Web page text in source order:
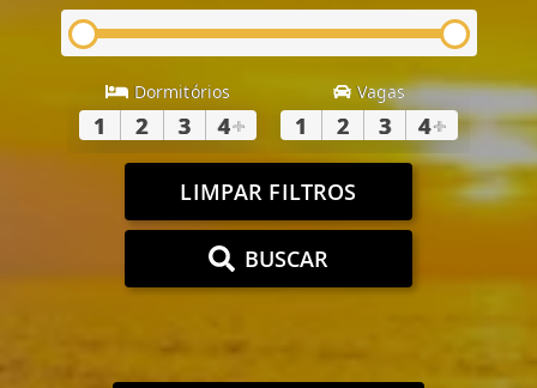
Dormitórios
1 2 3 4+
Vagas
1 2 3 4+
LIMPAR FILTROS
BUSCAR